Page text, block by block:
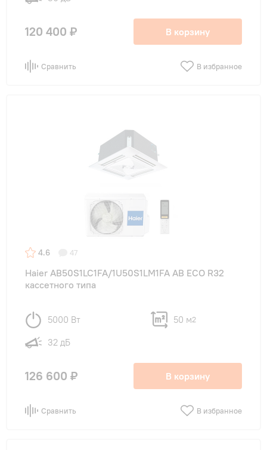
120 400 ₽ В корзину
Сравнить В избранное
4.6 47
Haier AB50S1LC1FA/1U50S1LM1FA AB ECO R32
кассетного типа
5000 Вт 50 м2
32 дБ
126 600 ₽ В корзину
Сравнить В избранное